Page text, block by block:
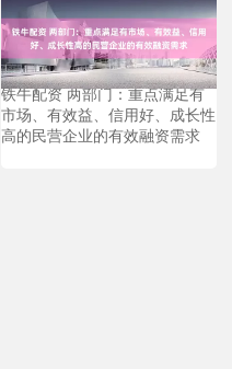
铁牛配资 两部门：重点满足有
市场、有效益、信用好、成长性
高的民营企业的有效融资需求